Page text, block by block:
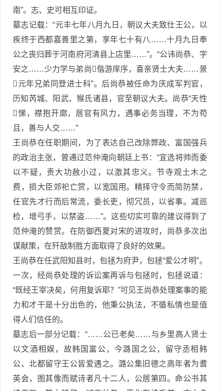
南”。志、史可相互印证。
墓志记载：“元丰七年八月九日，朝议大夫致仕王公，以
疾终于西都嘉善里之第，享年七十有八……十月九日奉
公之丧归葬于河南府河清县上店里……”。“公讳尚恭、字
安之……少力学与弟尚偕游庠序，喜亲贤士大夫……景
元年兄弟同登进士科”。后尚恭被任命为庆成军判官，
历知芮城、阳武、猴氏诸县，官至朝议大夫。尚恭“天性
悌，襟抱开廓，居官有风力，遇事必务当理，不为苟
且，善与人交……”
王尚恭在任职期间，为了表达自己改除弊政、富国强兵
的政治主张，曾通过范仲淹向朝廷上书：“宜选将帅而委
以不疑，责大功赦小过，以激其忠义。节寺观土木之
费，损大臣郊祀亡赏，以宽国用。精择守令而简防禁，
任官先才行而后常流，委长吏，彻冗员，以省事。减巡
检，增弓手，以禁盗……”。这些切实可靠的建议得到了
范仲淹的赞赏。在防御西夏对宋的进攻时，尚恭多次出
谋献策，在歼敌制胜方面取得了良好的效果。
王尚恭在任武阳知县时，包拯为府尹，包拯“爱公才明”。
一次，经尚恭处理的诉讼案再诉与包拯时，包拯说道：
“既经王宰决矣，何用复诉耶？”可见王尚恭处理案事的能
力和才干是十分出色的，他秉公执法，不循私情也是值
得人们信任的。
墓志后一部分记载：“……公已老矣……与乡里高人贤士
以文酒相娱，故韩国富公，今潞国之公，留守丞相韩
公、北都留守王公皆爱遇之。潞公集旧德之高年者为耆
英会，图其像而赋诗者凡十二人，公居第四。命公书其